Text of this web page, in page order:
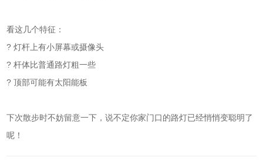
看这几个特征：
? 灯杆上有小屏幕或摄像头
? 杆体比普通路灯粗一些
? 顶部可能有太阳能板
下次散步时不妨留意一下，说不定你家门口的路灯已经悄悄变聪明了
呢！